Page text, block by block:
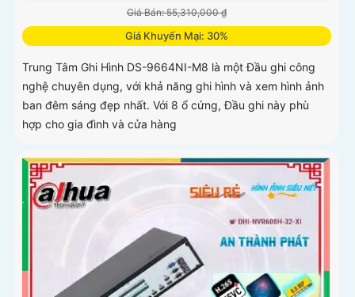
Giá Bán: 55,310,000 ₫
Giá Khuyến Mại: 30%
Trung Tâm Ghi Hình DS-9664NI-M8 là một Đầu ghi công
nghệ chuyên dụng, với khả năng ghi hình và xem hình ảnh
ban đêm sáng đẹp nhất. Với 8 ổ cứng, Đầu ghi này phù
hợp cho gia đình và cửa hàng